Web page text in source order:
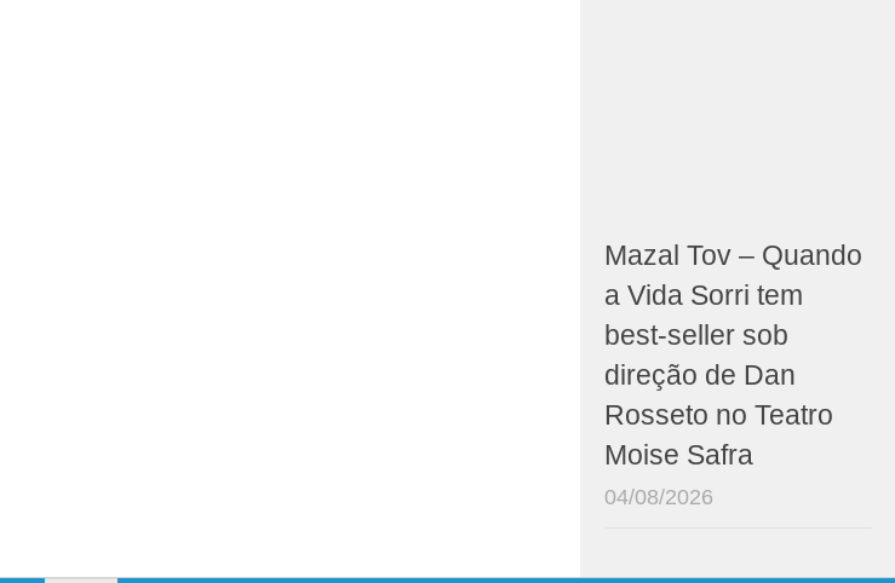
Mazal Tov – Quando
a Vida Sorri tem
best-seller sob
direção de Dan
Rosseto no Teatro
Moise Safra
04/08/2026